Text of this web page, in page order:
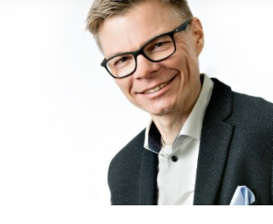
linjakkuus
strateginen
toimijuus